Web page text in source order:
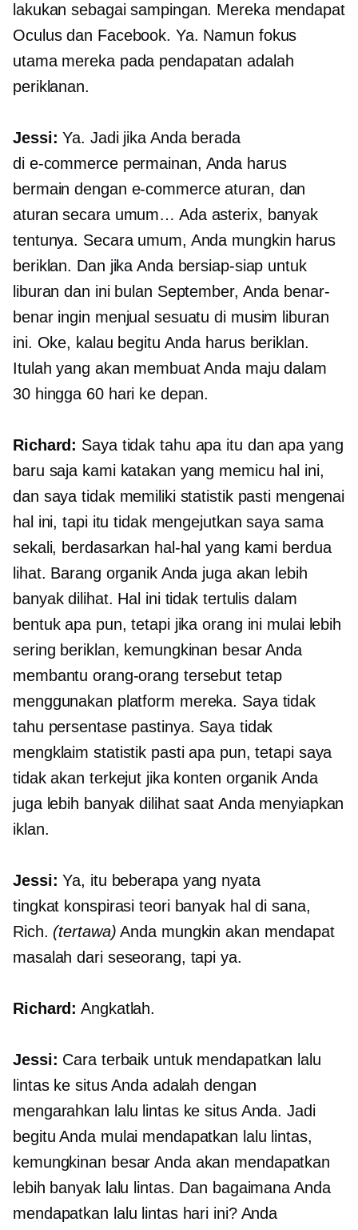
lakukan sebagai sampingan. Mereka mendapat
Oculus dan Facebook. Ya. Namun fokus
utama mereka pada pendapatan adalah
periklanan.
Jessi: Ya. Jadi jika Anda berada
di e-commercepermainan, Anda harus
bermain dengan e-commerceaturan, dan
aturan secara umum… Ada asterix, banyak
tentunya. Secara umum, Anda mungkin harus
beriklan. Dan jika Anda bersiap-siap untuk
liburan dan ini bulan September, Anda benar-
benar ingin menjual sesuatu di musim liburan
ini. Oke, kalau begitu Anda harus beriklan.
Itulah yang akan membuat Anda maju dalam
30 hingga 60 hari ke depan.
Richard: Saya tidak tahu apa itu dan apa yang
baru saja kami katakan yang memicu hal ini,
dan saya tidak memiliki statistik pasti mengenai
hal ini, tapi itu tidak mengejutkan saya sama
sekali, berdasarkan hal-hal yang kami berdua
lihat. Barang organik Anda juga akan lebih
banyak dilihat. Hal ini tidak tertulis dalam
bentuk apa pun, tetapi jika orang ini mulai lebih
sering beriklan, kemungkinan besar Anda
membantu orang-orang tersebut tetap
menggunakan platform mereka. Saya tidak
tahu persentase pastinya. Saya tidak
mengklaim statistik pasti apa pun, tetapi saya
tidak akan terkejut jika konten organik Anda
juga lebih banyak dilihat saat Anda menyiapkan
iklan.
Jessi: Ya, itu beberapa yang nyata
tingkat konspirasi teori banyak hal di sana,
Rich. (tertawa) Anda mungkin akan mendapat
masalah dari seseorang, tapi ya.
Richard: Angkatlah.
Jessi: Cara terbaik untuk mendapatkan lalu
lintas ke situs Anda adalah dengan
mengarahkan lalu lintas ke situs Anda. Jadi
begitu Anda mulai mendapatkan lalu lintas,
kemungkinan besar Anda akan mendapatkan
lebih banyak lalu lintas. Dan bagaimana Anda
mendapatkan lalu lintas hari ini? Anda